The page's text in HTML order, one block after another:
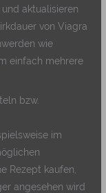
aktualisieren
von Viagra
wie
einfach mehrere
bzw.
im
Rezept kaufen,
angesehen wird